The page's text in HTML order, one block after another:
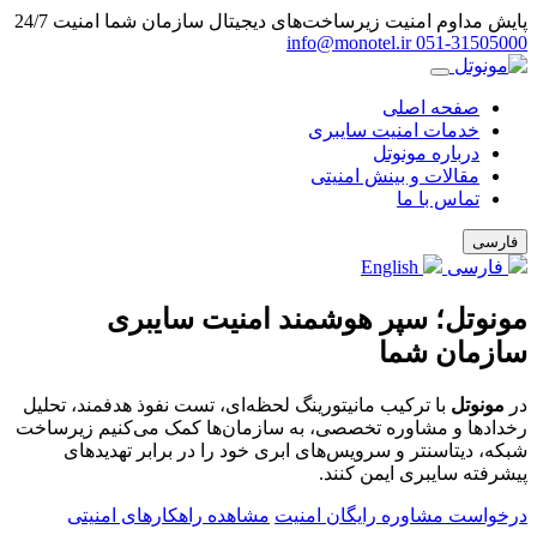
پایش مداوم امنیت زیرساخت‌های دیجیتال سازمان شما امنیت 24/7
info@monotel.ir 051‑31505000
صفحه اصلی
خدمات امنیت سایبری
درباره مونوتل
مقالات و بینش امنیتی
تماس با ما
فارسی
فارسی
مونوتل؛ سپر هوشمند امنیت سایبری
سازمان شما
در مونوتل با ترکیب مانیتورینگ لحظه‌ای، تست نفوذ هدفمند، تحلیل
رخدادها و مشاوره تخصصی، به سازمان‌ها کمک می‌کنیم زیرساخت
شبکه، دیتاسنتر و سرویس‌های ابری خود را در برابر تهدیدهای
پیشرفته سایبری ایمن کنند.
درخواست مشاوره رایگان امنیت مشاهده راهکارهای امنیتی